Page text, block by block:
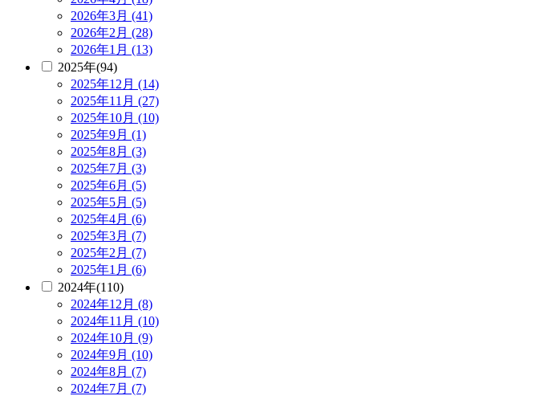
2026年3月 (41)
2026年2月 (28)
2026年1月 (13)
2025年(94)
2025年12月 (14)
2025年11月 (27)
2025年10月 (10)
2025年9月 (1)
2025年8月 (3)
2025年7月 (3)
2025年6月 (5)
2025年5月 (5)
2025年4月 (6)
2025年3月 (7)
2025年2月 (7)
2025年1月 (6)
2024年(110)
2024年12月 (8)
2024年11月 (10)
2024年10月 (9)
2024年9月 (10)
2024年8月 (7)
2024年7月 (7)